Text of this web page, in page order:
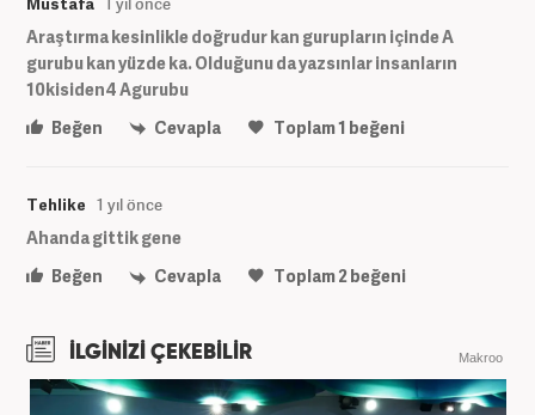
Araştırma kesinlikle doğrudur kan gurupların içinde A
gurubu kan yüzde ka. Olduğunu da yazsınlar insanların
10kisiden4 Agurubu
Beğen
Cevapla Toplam1 beğeni
Tehlike 1 yıl önce
Ahanda gittik gene
Beğen
Cevapla Toplam2beğeni
İLGİNİZİ ÇEKEBİLİR Makroo